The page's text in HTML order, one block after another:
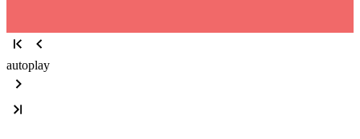
autoplay